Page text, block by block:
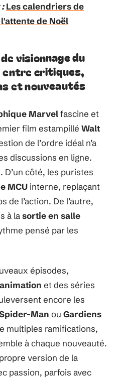
Les calendriers de
de Noël
visionnage du
entre critiques,
et nouveautés
Marvelfascine et
film estampillé Walt
de l’ordre idéal n’a
discussions en ligne.
D’un côté, les puristes
MCU interne, replaçant
de l’action. De l’autre,
à lasortie en salle
pensé par les
épisodes,
et des séries
encore les
Man ou Gardiens
multiples ramifications,
à chaque nouveauté.
version de la
passion, parfois avec